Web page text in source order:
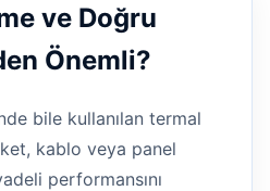
ve Doğru
Önemli?
bile kullanılan termal
kablo veya panel
performansını